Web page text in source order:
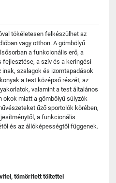
tökéletesen felkészülhet az
vagy otthon. A gömbölyű
a funkcionális erő, a
fejlesztése, a szív és a keringési
szalagok és izomtapadások
a test középső részét, az
valamint a test általános
okok miatt a gömbölyű súlyzók
űző sportolók körében,
a funkcionális
és az állóképességtől függenek.
tömörített töltettel